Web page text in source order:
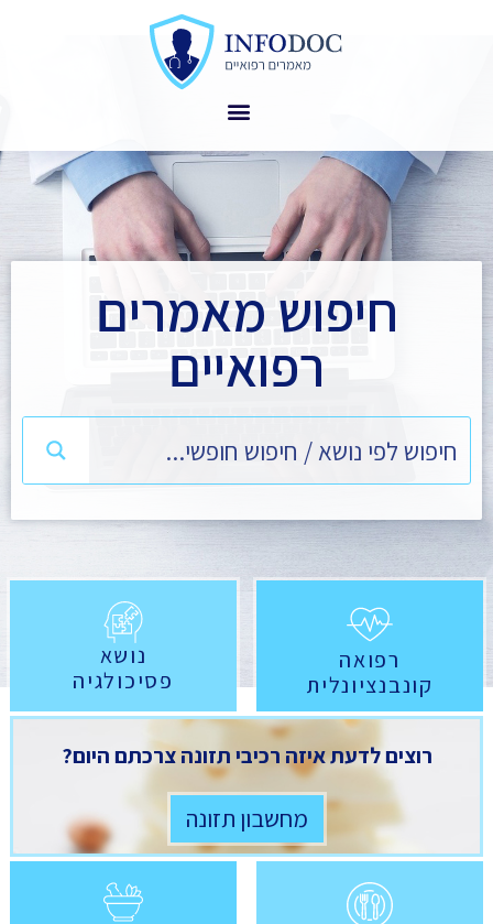
חיפוש מאמרים
רפואיים
רפואה
קונבנציונלית
נושא
פסיכולגיה
רוצים לדעת איזה רכיבי תזונה צרכתם היום?
מחשבון תזונה